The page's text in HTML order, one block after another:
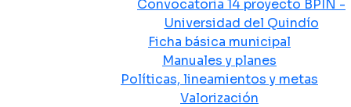
Convocatoria 14 proyecto BPIN -
Universidad del Quindío
Ficha básica municipal
Manuales y planes
Políticas, lineamientos y metas
Valorización